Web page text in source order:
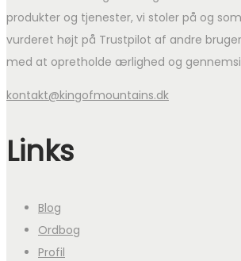
produkter og tjenester, vi stoler på og
vurderet højt på Trustpilot af andre
med at opretholde ærlighed og
kontakt@kingofmountains.dk
Links
Blog
Ordbog
Profil